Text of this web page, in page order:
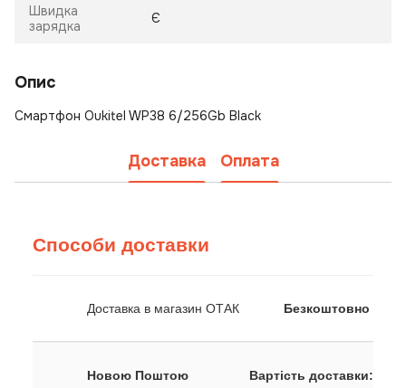
Швидка
зарядка
Є
Опис
Смартфон Oukitel WP38 6/256Gb Black
Доставка Оплата
Способи доставки
Доставка в магазин ОТАК Безкоштовно
Новою Поштою Вартість доставки: